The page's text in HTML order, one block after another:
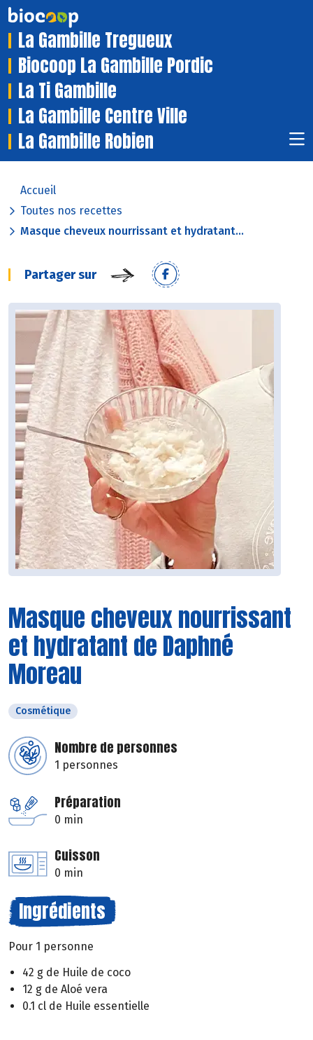
La Gambille Tregueux
Biocoop La Gambille Pordic
La Ti Gambille
La Gambille Centre Ville
La Gambille Robien
Accueil
Toutes nos recettes
Masque cheveux nourrissant et hydratant...
Partager sur
Masque cheveux nourrissant
et hydratant de Daphné
Moreau
Cosmétique
Nombre de personnes
1 personnes
Préparation
0 min
Cuisson
0 min
Ingrédients
Pour 1 personne
42 g de Huile de coco
12 g de Aloé vera
0.1 cl de Huile essentielle